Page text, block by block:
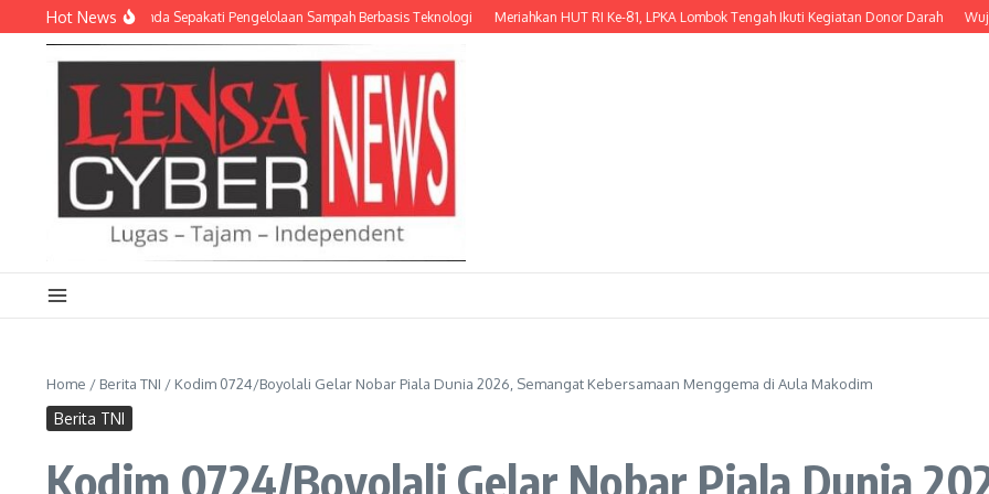
Lewati ke konten
Hot News
dan Empat Pemda Sepakati Pengelolaan Sampah Berbasis Teknologi Meriahkan HUT RI Ke-81, LPKA Lombok Tengah Ikuti Kegiatan Donor Darah Wujud
Home / Berita TNI / Kodim 0724/Boyolali Gelar Nobar Piala Dunia 2026, Semangat Kebersamaan Menggema di Aula Makodim
Berita TNI
Kodim 0724/Boyolali Gelar Nobar Piala Dunia